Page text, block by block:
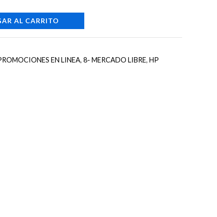
AL CARRITO
EN LINEA, 8- MERCADO LIBRE, HP